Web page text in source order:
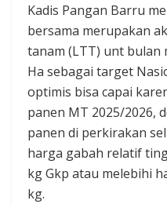
Kadis Pangan Barru
bersama merupakan
tanam (LTT) unt bulan
Ha sebagai target
optimis bisa capai
panen MT 2025/2026,
panen di perkirakan
harga gabah relatif
kg Gkp atau melebihi
kg.